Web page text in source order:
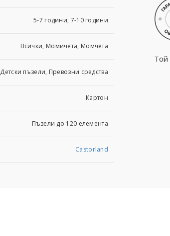
5-7 години, 7-10 години
Всички, Момичета, Момчета
Детски пъзели, Превозни средства
Картон
Пъзели до 120 елемента
Castorland
Той